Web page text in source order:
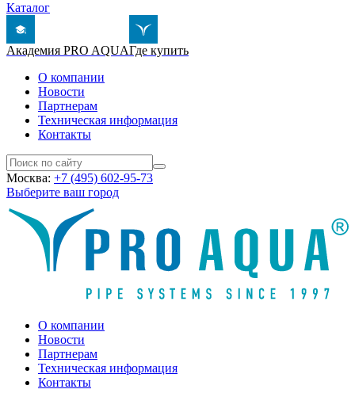
Каталог
Академия PRO AQUAГде купить
О компании
Новости
Партнерам
Техническая информация
Контакты
Москва: +7 (495) 602-95-73
Выберите ваш город
О компании
Новости
Партнерам
Техническая информация
Контакты